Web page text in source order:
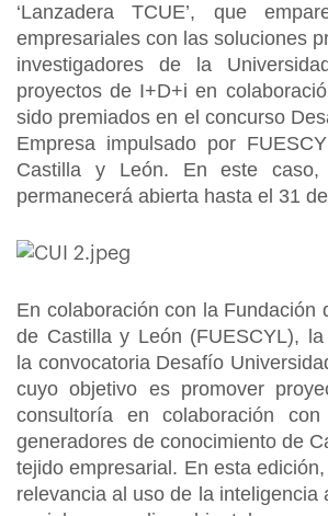
‘Lanzadera TCUE’, que
empresariales con las soluciones
investigadores de la
proyectos de I+D+i en
sido premiados en el concurso
Empresa impulsado por
Castilla y León. En este caso,
permanecerá abierta hasta el 31
En colaboración con la Fundación
de Castilla y León (FUESCYL),
la convocatoria Desafío
cuyo objetivo es promover
consultoría en colaboración
generadores de conocimiento de
tejido empresarial. En esta
relevancia al uso de la inteligencia